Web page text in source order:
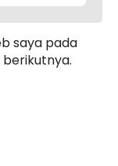
saya pada